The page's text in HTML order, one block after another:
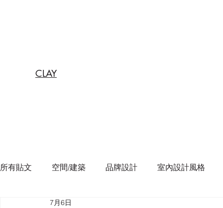
CLAY
所有貼文 空間/建築 品牌設計 室內設計風格
7月6日